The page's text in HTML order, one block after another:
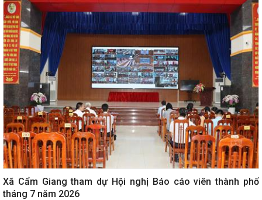
Xã Cẩm Giang tham dự Hội nghị Báo cáo viên thành phố
tháng 7 năm 2026